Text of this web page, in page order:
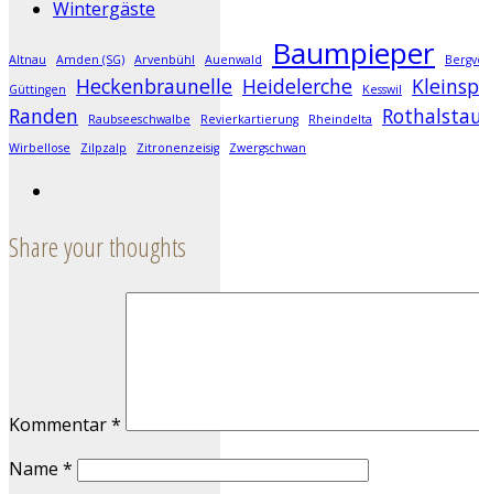
Wintergäste
Altnau Amden (SG) Arvenbühl Auenwald Baumpieper
Güttingen Heckenbraunelle Heidelerche Kesswil
Randen Raubseeschwalbe Revierkartierung Rheindelta
Wirbellose Zilpzalp Zitronenzeisig Zwergschwan
Share your thoughts
Kommentar*
Name *